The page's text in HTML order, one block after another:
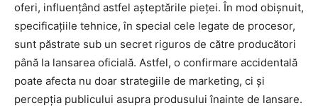
oferi, influențând astfel așteptările pieței. În mod obișnuit,
specificațiile tehnice, în special cele legate de procesor,
sunt păstrate sub un secret riguros de către producători
până la lansarea oficială. Astfel, o confirmare accidentală
poate afecta nu doar strategiile de marketing, ci și
percepția publicului asupra produsului înainte de lansare.